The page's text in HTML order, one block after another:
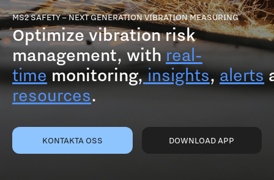
MS2 SAFETY – NEXT GENERATION VIBRATION MEASURING
Optimize vibration risk
management, withreal-
timemonitoring,insights,alerts
resources.
KONTAKTA OSS DOWNLOAD APP